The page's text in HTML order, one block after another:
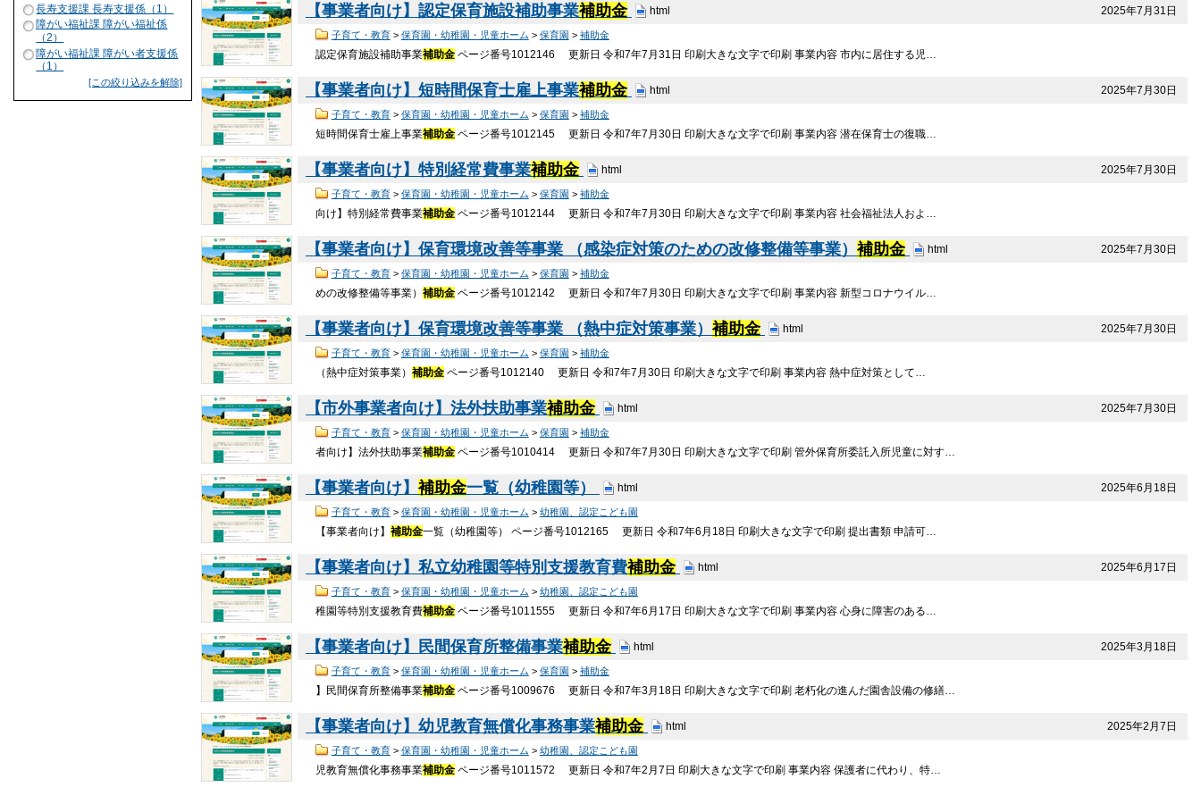
長寿支援課 長寿支援係（1）
障がい福祉課 障がい福祉係
（2）
障がい福祉課 障がい者支援係
（1）
[この絞り込みを解除]
2025年7月31日
【事業者向け】認定保育施設補助事業補助金 html
子育て・教育> 保育園・幼稚園・児童ホーム > 保育園 > 補助金
認定保育施設補助事業補助金 ページ番号1012146 更新日 令和7年7月31日 印刷大きな文字で印刷 事業内容 市内に居住する児…
2025年7月30日
【事業者向け】短時間保育士雇上事業補助金 html
子育て・教育> 保育園・幼稚園・児童ホーム > 保育園 > 補助金
短時間保育士雇上事業補助金 ページ番号1012145 更新日 令和7年7月30日 印刷大きな文字で印刷 事業内容 潜在保育士の復職…
2025年7月30日
【事業者向け】特別経常費事業補助金 html
子育て・教育> 保育園・幼稚園・児童ホーム > 保育園 > 補助金
向け】特別経常費事業補助金 ページ番号1012144 更新日 令和7年7月30日 印刷大きな文字で印刷 事業内容 社会福祉法人およ…
2025年7月30日
【事業者向け】保育環境改善等事業 （感染症対策のための改修整備等事業） 補助金 html
子育て・教育> 保育園・幼稚園・児童ホーム > 保育園 > 補助金
めの改修整備等事業）補助金 ページ番号1012142 更新日 令和7年7月30日 印刷大きな文字で印刷 事業内容 新型コロナウイル…
2025年7月30日
【事業者向け】保育環境改善等事業 （熱中症対策事業） 補助金 html
子育て・教育> 保育園・幼稚園・児童ホーム > 保育園 > 補助金
（熱中症対策事業）補助金 ページ番号1012140 更新日 令和7年7月30日 印刷大きな文字で印刷 事業内容 熱中症対策として…
2025年7月30日
【市外事業者向け】法外扶助事業補助金 html
子育て・教育> 保育園・幼稚園・児童ホーム > 保育園 > 補助金
者向け】法外扶助事業補助金 ページ番号1010414 更新日 令和7年7月30日 印刷大きな文字で印刷 管外保育所委託入所児童に対す…
2025年6月18日
【事業者向け】 補助金一覧（幼稚園等） html
子育て・教育> 保育園・幼稚園・児童ホーム > 幼稚園、認定こども園
【事業者向け】補助金一覧（幼稚園等） ページ番号1012165 更新日 令和7年6月18日 印刷大きな文字で印刷 提出書類 申請可…
2025年6月17日
【事業者向け】私立幼稚園等特別支援教育費補助金 html
子育て・教育> 保育園・幼稚園・児童ホーム > 幼稚園、認定こども園
稚園等特別支援教育費補助金 ページ番号1011555 更新日 令和7年6月17日 印刷大きな文字で印刷 事業内容 心身に障害のある…
2025年3月18日
【事業者向け】民間保育所整備事業補助金 html
子育て・教育> 保育園・幼稚園・児童ホーム > 保育園 > 補助金
】民間保育所整備事業補助金 ページ番号1009676 更新日 令和7年3月18日 印刷大きな文字で印刷 老朽化の進んだ園舎設備の修繕…
2025年2月7日
【事業者向け】幼児教育無償化事務事業補助金 html
子育て・教育> 保育園・幼稚園・児童ホーム > 幼稚園、認定こども園
児教育無償化事務事業補助金 ページ番号1011572 更新日 令和7年2月7日 印刷大きな文字で印刷 事業内容 保護者に代わり、特…